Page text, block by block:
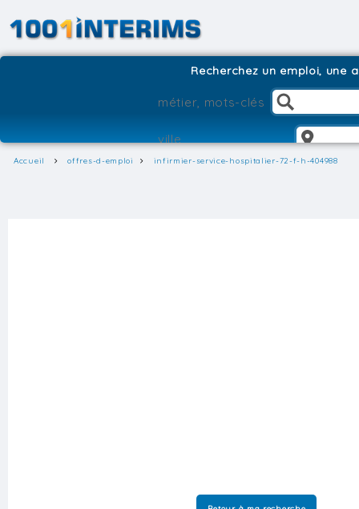
Recherchez un emploi, une
Accueil offres-d-emploi infirmier-service-hospitalier-72-f-h-404988